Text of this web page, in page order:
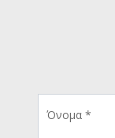
Όνομα *